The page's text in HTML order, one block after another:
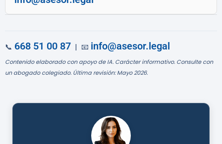
📞 668 51 00 87 | 📧 info@asesor.legal
Contenido elaborado con apoyo de IA. Carácter informativo. Consulte con
un abogado colegiado. Última revisión: Mayo 2026.